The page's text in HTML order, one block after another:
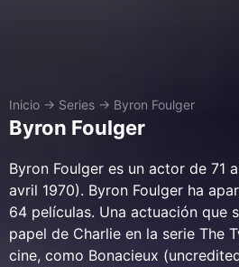
Inicio → Series → Byron Foulger
Byron Foulger
Byron Foulger es un actor de 71
avril 1970). Byron Foulger ha
64 películas. Una actuación que
papel de Charlie en la serie The
cine, como Bonacieux